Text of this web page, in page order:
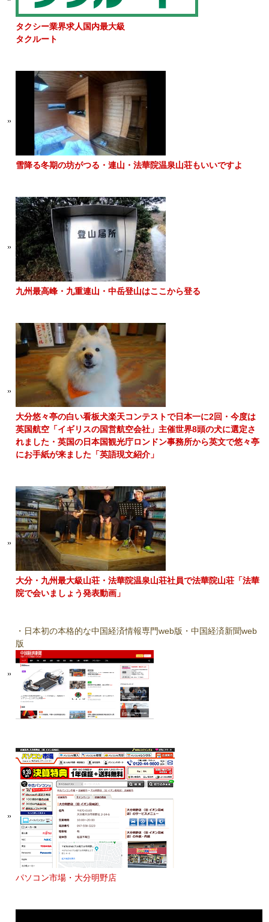
タクシー業界求人国内最大級
タクルート
雪降る冬期の坊がつる・連山・法華院温泉山荘もいいですよ
九州最高峰・九重連山・中岳登山はここから登る
大分悠々亭の白い看板犬楽天コンテストで日本一に2回・今度は
英国航空「イギリスの国営航空会社」主催世界8頭の犬に選定さ
れました・英国の日本国観光庁ロンドン事務所から英文で悠々亭
にお手紙が来ました「英語現文紹介」
大分・九州最大級山荘・法華院温泉山荘社員で法華院山荘「法華
院で会いましょう発表動画」
・日本初の本格的な中国経済情報専門web版・中国経済新聞web
版
パソコン市場・大分明野店